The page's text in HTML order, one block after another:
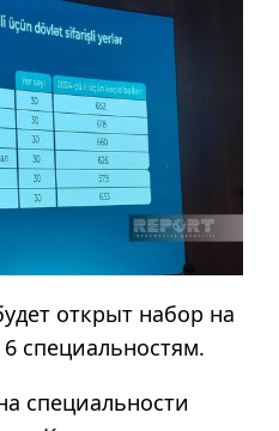
открыт набор на
6 специальностям.
специальности